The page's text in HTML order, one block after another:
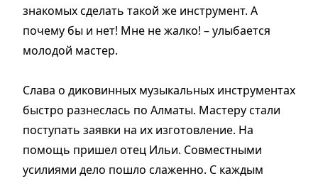
знакомых сделать такой же инструмент. А
почему бы и нет! Мне не жалко! – улыбается
молодой мастер.
Слава о диковинных музыкальных инструментах
быстро разнеслась по Алматы. Мастеру стали
поступать заявки на их изготовление. На
помощь пришел отец Ильи. Совместными
усилиями дело пошло слаженно. С каждым